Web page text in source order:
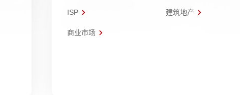
ISP 建筑地产
商业市场